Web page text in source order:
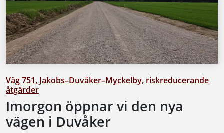
Väg 751, Jakobs–Duvåker–Myckelby, riskreducerande
åtgärder
Imorgon öppnar vi den nya
vägen i Duvåker